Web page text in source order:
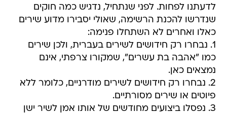
לדעתנו לפחות. לפני שנתחיל, נדגיש כמה חוקים
שנדרשו להכנת הרשימה, שאולי יסבירו מדוע שירים
כאלו ואחרים לא השתחלו פנימה:
1. נבחרו רק חידושים לשירים בעברית, ולכן שירים
כמו "אהבה בת עשרים", שמקורו צרפתי, אינם
נמצאים כאן.
2. נבחרו רק חידושים לשירים מודרניים, כלומר ללא
פיוטים או שירים מסורתיים.
3. נפסלו ביצועים מחודשים של אותו אמן לשיר ישן